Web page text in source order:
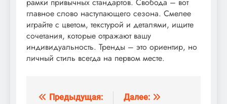
главное слово наступающего сезона. Смелее
играйте с цветом, текстурой и деталями, ищите
сочетания, которые отражают вашу
индивидуальность. Тренды – это ориентир, но
личный стиль всегда на первом месте.
Навигация
Предыдущая:
Далее: